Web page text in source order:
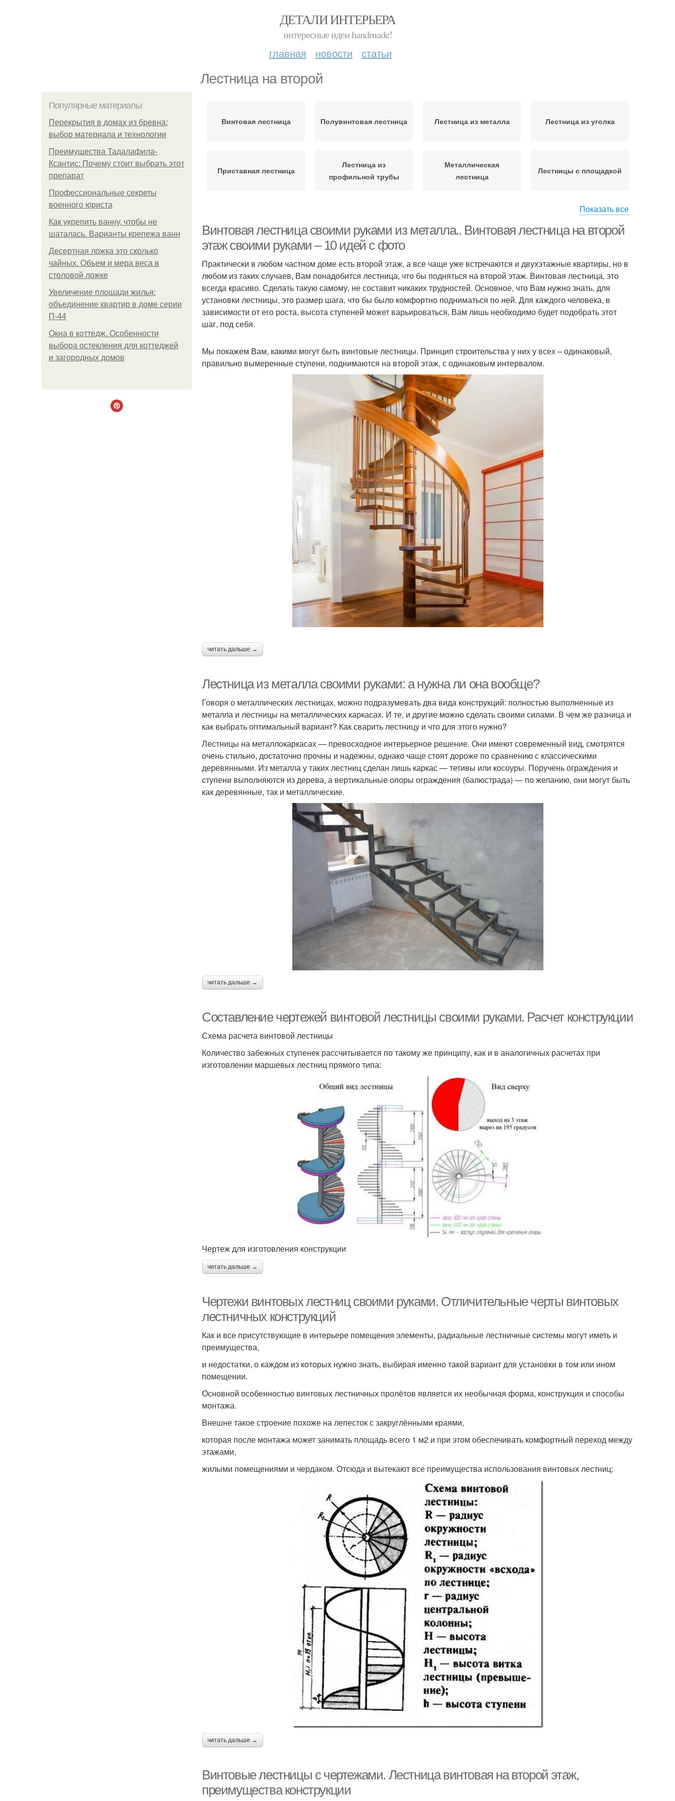
ДЕТАЛИ ИНТЕРЬЕРА
интересные идеи handmade!
главная новости статьи
Лестница на второй
Популярные материалы
Перекрытия в домах из бревна:
выбор материала и технологии
Преимущества Тадалафила-
Ксантис: Почему стоит выбрать этот
препарат
Профессиональные секреты
военного юриста
Как укрепить ванну, чтобы не
шаталась. Варианты крепежа ванн
Десертная ложка это сколько
чайных. Объем и мера веса в
столовой ложке
Увеличение площади жилья:
объединение квартир в доме серии
П-44
Окна в коттедж. Особенности
выбора остекления для коттеджей
и загородных домов
Винтовая лестница Полувинтовая лестница Лестница из металла Лестница из уголка
Приставная лестница
Лестница из
профильной трубы
Металлическая
лестница
Лестницы с площадкой
Требования к
лестницам
Лестница в подвал
Лестницы в частном
доме
Винтовые лестницы Лестницы из металла
Лестницы с чертежами
Лестницы для дачного
Бетонная лестница Бетонные лестницы
Показать все
Винтовая лестница своими руками из металла.. Винтовая лестница на второй
этаж своими руками – 10 идей с фото
Практически в любом частном доме есть второй этаж, а все чаще уже встречаются и двухэтажные квартиры, но в
любом из таких случаев, Вам понадобится лестница, что бы подняться на второй этаж. Винтовая лестница, это
всегда красиво. Сделать такую самому, не составит никаких трудностей. Основное, что Вам нужно знать, для
установки лестницы, это размер шага, что бы было комфортно подниматься по ней. Для каждого человека, в
зависимости от его роста, высота ступеней может варьироваться, Вам лишь необходимо будет подобрать этот
шаг, под себя.
Мы покажем Вам, какими могут быть винтовые лестницы. Принцип строительства у них у всех – одинаковый,
правильно вымеренные ступени, поднимаются на второй этаж, с одинаковым интервалом.
читать дальше →
Лестница из металла своими руками: а нужна ли она вообще?
Говоря о металлических лестницах, можно подразумевать два вида конструкций: полностью выполненные из
металла и лестницы на металлических каркасах. И те, и другие можно сделать своими силами. В чем же разница и
как выбрать оптимальный вариант? Как сварить лестницу и что для этого нужно?
Лестницы на металлокаркасах — превосходное интерьерное решение. Они имеют современный вид, смотрятся
очень стильно, достаточно прочны и надежны, однако чаще стоят дороже по сравнению с классическими
деревянными. Из металла у таких лестниц сделан лишь каркас — тетивы или косоуры. Поручень ограждения и
ступени выполняются из дерева, а вертикальные опоры ограждения (балюстрада) — по желанию, они могут быть
как деревянные, так и металлические.
читать дальше →
Составление чертежей винтовой лестницы своими руками. Расчет конструкции
Схема расчета винтовой лестницы
Количество забежных ступенек рассчитывается по такому же принципу, как и в аналогичных расчетах при
изготовлении маршевых лестниц прямого типа:
Чертеж для изготовления конструкции
читать дальше →
Чертежи винтовых лестниц своими руками. Отличительные черты винтовых
лестничных конструкций
Как и все присутствующие в интерьере помещения элементы, радиальные лестничные системы могут иметь и
преимущества,
и недостатки, о каждом из которых нужно знать, выбирая именно такой вариант для установки в том или ином
помещении.
Основной особенностью винтовых лестничных пролётов является их необычная форма, конструкция и способы
монтажа.
Внешне такое строение похоже на лепесток с закруглёнными краями,
которая после монтажа может занимать площадь всего 1 м2 и при этом обеспечивать комфортный переход между
этажами,
жилыми помещениями и чердаком. Отсюда и вытекают все преимущества использования винтовых лестниц:
читать дальше →
Винтовые лестницы с чертежами. Лестница винтовая на второй этаж,
преимущества конструкции